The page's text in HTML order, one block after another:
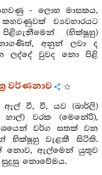
- ලොහ මාසකය,
ව්‍යවහාරයට
(භික්ෂූහු)
අනුන් ලවා ද
ලද්දේ වුවද නො පිළි
වර්ණනාව
ඇල් වී, වී, යව (බාර්ලි)
වරක (මෙනේරි),
වර්ග සතක් වන
භික්ෂූහු වැළකී සිටිති.
නොව, ඇල්මෙන් යුතුව
සුදුසු නොවේමය.